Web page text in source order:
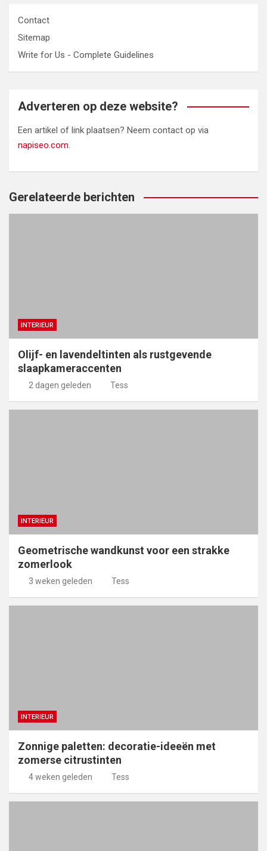
Contact
Sitemap
Write for Us - Complete Guidelines
Adverteren op deze website?
Een artikel of link plaatsen? Neem contact op via
napiseo.com.
Gerelateerde berichten
INTERIEUR
Olijf- en lavendeltinten als rustgevende
slaapkameraccenten
2 dagen geleden Tess
INTERIEUR
Geometrische wandkunst voor een strakke
zomerlook
3 weken geleden Tess
INTERIEUR
Zonnige paletten: decoratie-ideeën met
zomerse citrustinten
4 weken geleden Tess